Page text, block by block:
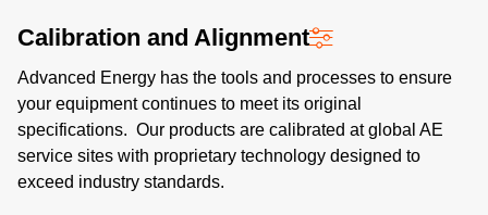
Calibration and Alignment
Advanced Energy has the tools and processes to ensure
your equipment continues to meet its original
specifications. Our products are calibrated at global AE
service sites with proprietary technology designed to
exceed industry standards​.